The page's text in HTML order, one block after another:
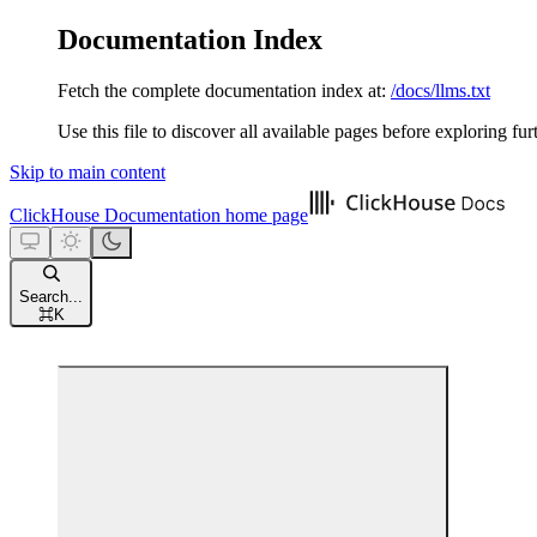
Documentation Index
Fetch the complete documentation index at: /docs/llms.txt
Use this file to discover all available pages before exploring
Skip to main content
ClickHouse Documentation home page
Search...
⌘K